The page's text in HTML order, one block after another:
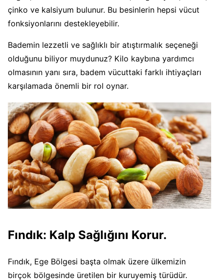
çinko ve kalsiyum bulunur. Bu besinlerin hepsi vücut
fonksiyonlarını destekleyebilir.
Bademin lezzetli ve sağlıklı bir atıştırmalık seçeneği
olduğunu biliyor muydunuz? Kilo kaybına yardımcı
olmasının yanı sıra, badem vücuttaki farklı ihtiyaçları
karşılamada önemli bir rol oynar.
Fındık: Kalp Sağlığını Korur.
Fındık, Ege Bölgesi başta olmak üzere ülkemizin
birçok bölgesinde üretilen bir kuruyemiş türüdür.